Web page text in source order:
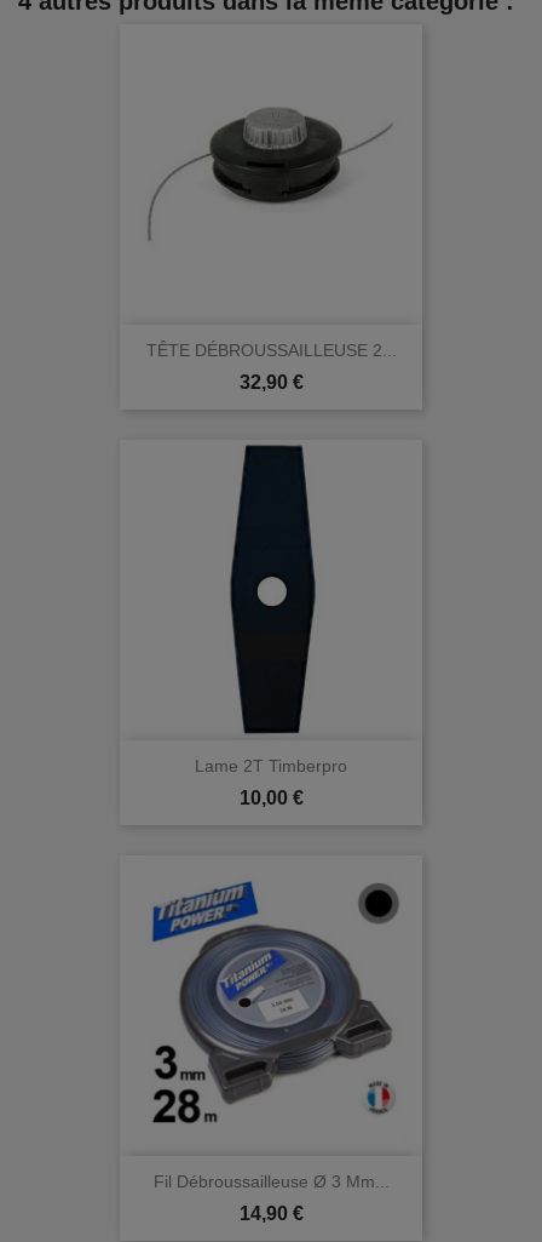
TÊTE DÉBROUSSAILLEUSE 2...
Prix
32,90 €
Lame 2T Timberpro
Prix
10,00 €
Fil Débroussailleuse Ø 3 Mm...
Prix
14,90 €